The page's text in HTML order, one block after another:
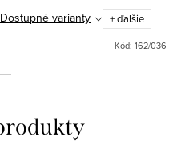
Dostupné varianty + ďalšie
Kód: 162/036